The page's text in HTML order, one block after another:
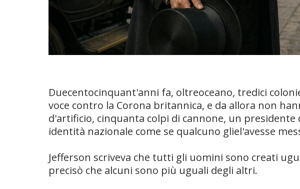
Duecentocinquant'anni fa, oltreoceano, tredici
voce contro la Corona britannica, e da allora non
d'artificio, cinquanta colpi di cannone, un
identità nazionale come se qualcuno gliel'avesse
Jefferson scriveva che tutti gli uomini sono creati
precisò che alcuni sono più uguali degli altri.